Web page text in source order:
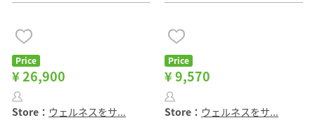
Price
¥ 26,900
Store： ウェルネスをサ...
Price
¥ 9,570
Store： ウェルネスをサ...